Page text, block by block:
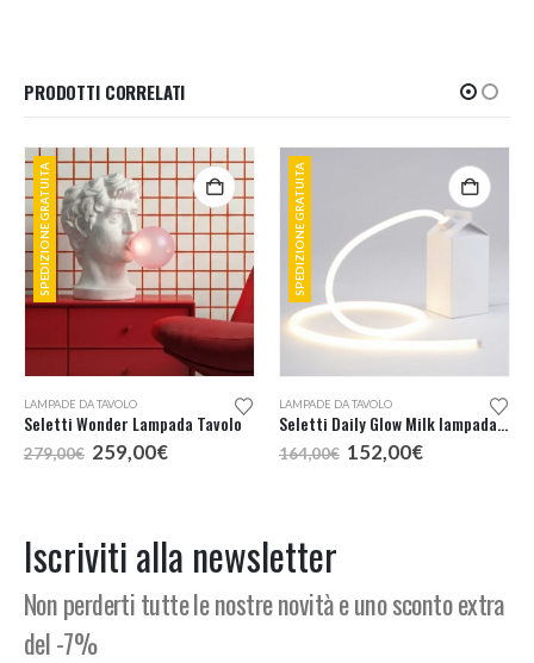
PRODOTTI CORRELATI
SPEDIZIONE GRATUITA
LAMPADE DA TAVOLO
Seletti Wonder Lampada Tavolo
279,00€ Il
prezzo
259,00€Il
SPEDIZIONE GRATUITA
LAMPADE DA TAVOLO
Seletti Daily Glow Milk lampada tavolo
164,00€ Il
prezzo
152,00€Il
Iscriviti alla newsletter
Non perderti tutte le nostre novità e uno sconto extra
del -7%